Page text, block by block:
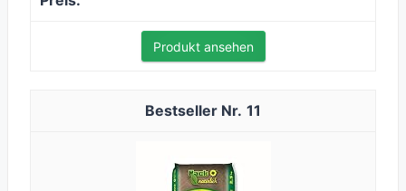
Produkt ansehen
11